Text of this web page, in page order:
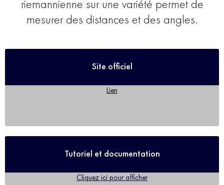
riemannienne sur une variété permet de
mesurer des distances et des angles.
Site officiel
Lien
Tutoriel et documentation
Cliquez ici pour afficher